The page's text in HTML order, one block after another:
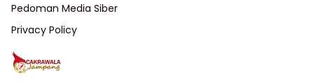
Pedoman Media Siber
Privacy Policy